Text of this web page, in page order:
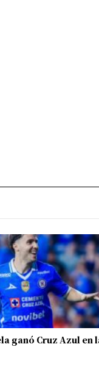
ganó Cruz Azul en